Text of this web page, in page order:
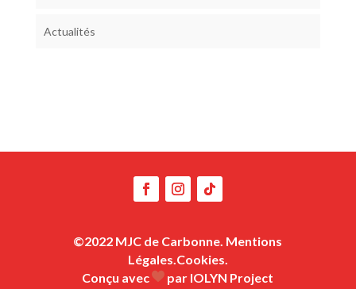
Actualités
©2022 MJC de Carbonne. Mentions
Légales.Cookies.
Conçu avec
par IOLYN Project